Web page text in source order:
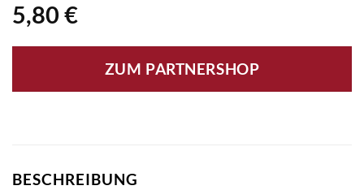
5,80 €
ZUM PARTNERSHOP
BESCHREIBUNG